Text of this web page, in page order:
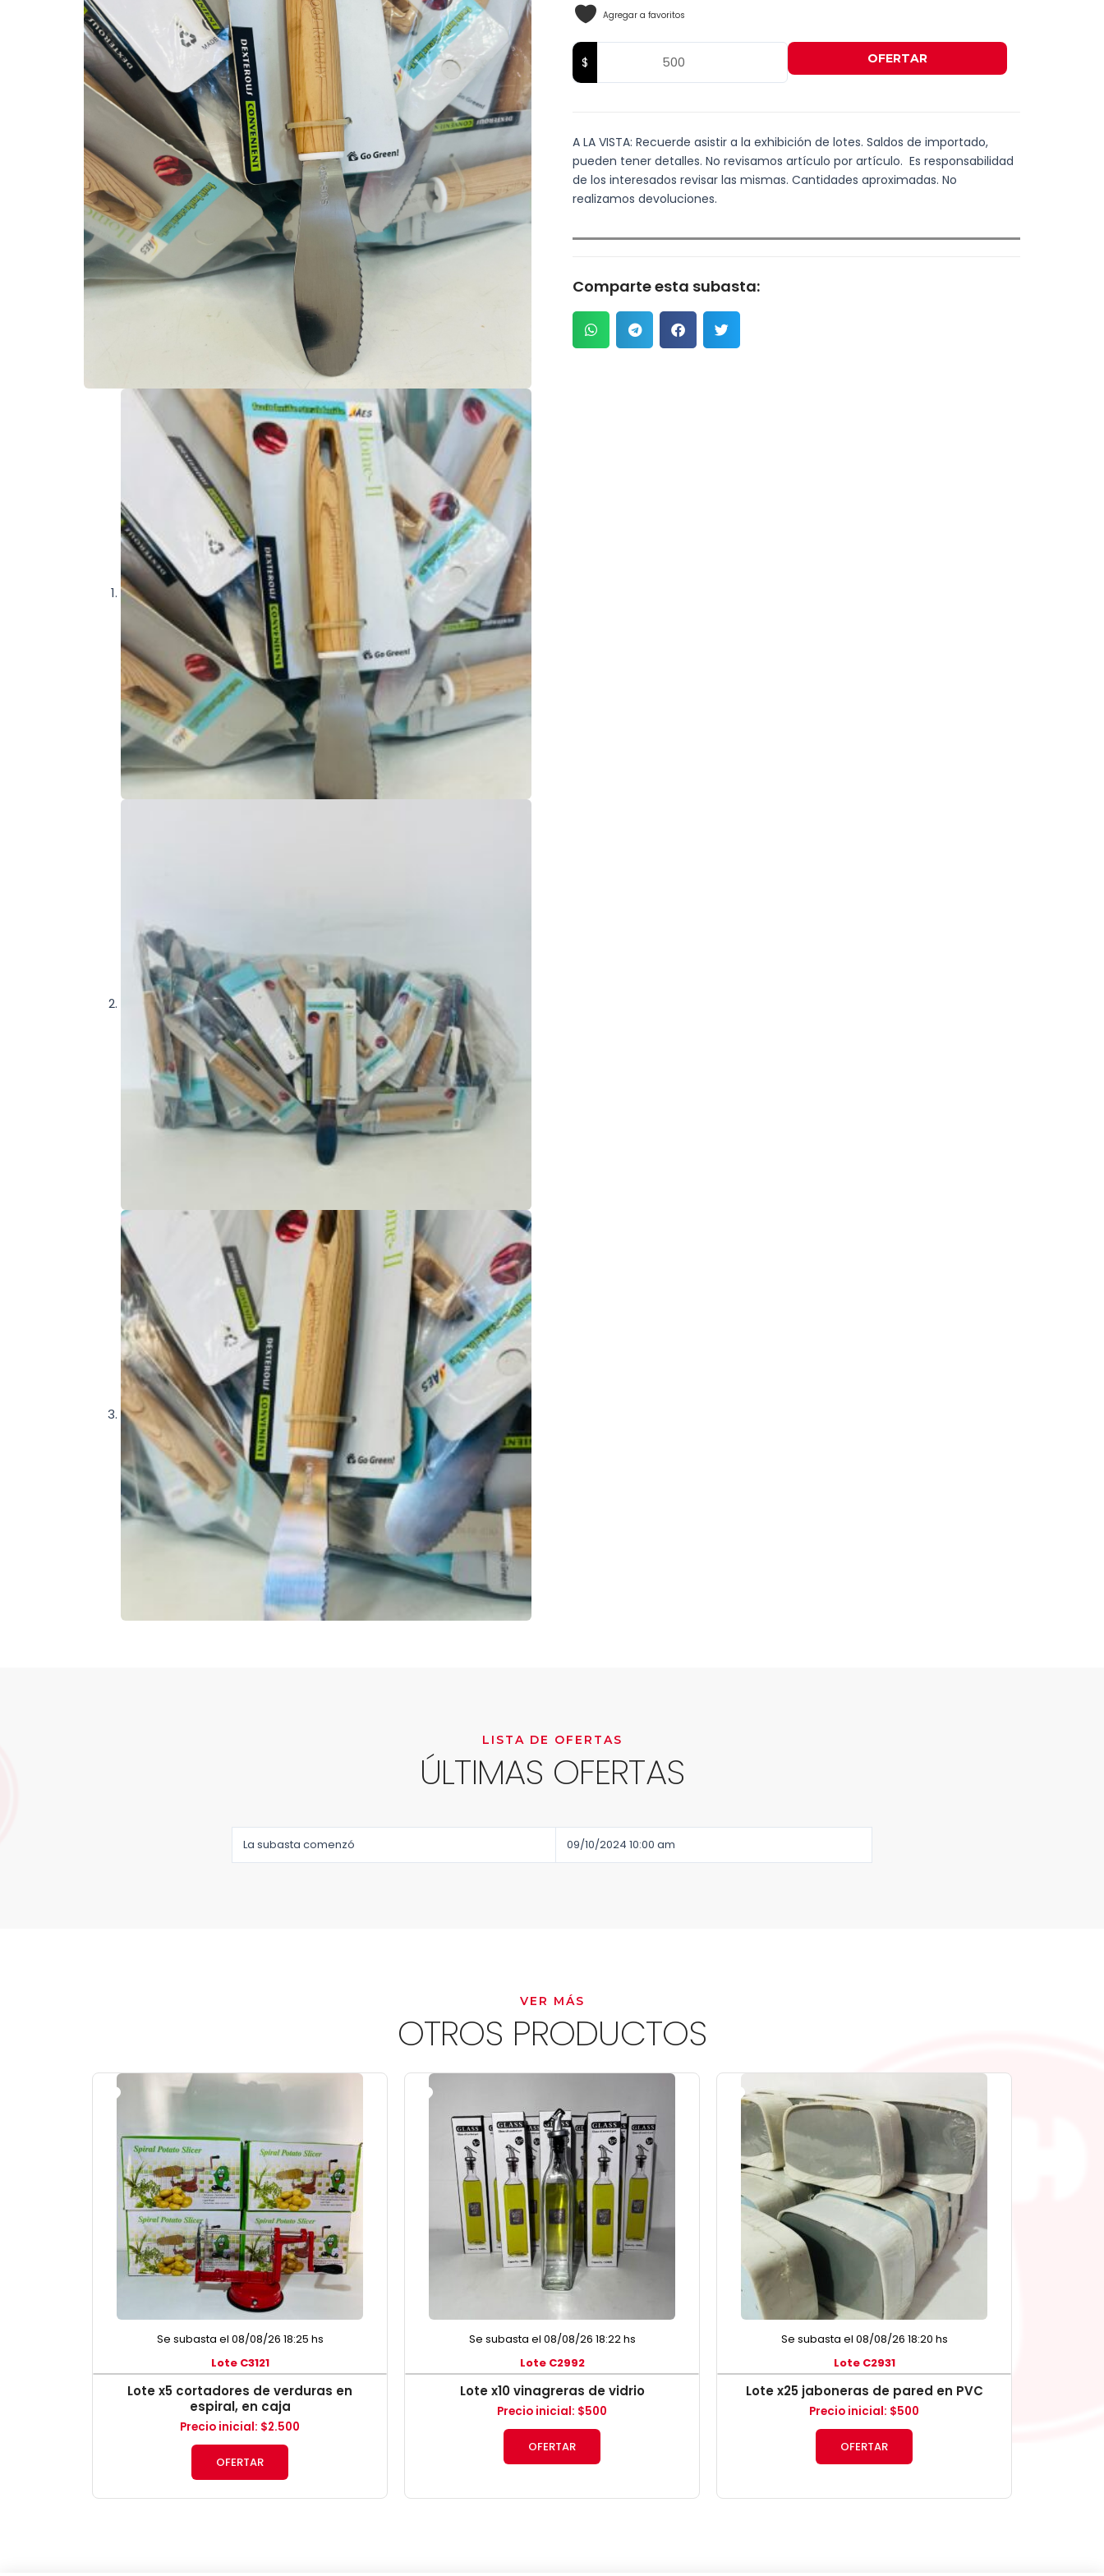
Agregar a favoritos
OFERTAR
A LA VISTA: Recuerde asistir a la exhibición de lotes. Saldos de importado,
pueden tener detalles. No revisamos artículo por artículo. Es responsabilidad
de los interesados revisar las mismas. Cantidades aproximadas. No
realizamos devoluciones.
Comparte esta subasta:
LISTA DE OFERTAS
ÚLTIMAS OFERTAS
La subasta comenzó 09/10/2024 10:00 am
VER MÁS
OTROS PRODUCTOS
Se subasta el 08/08/26 18:25 hs
Lote C3121
Lote x5 cortadores de verduras en
espiral, en caja
Precio inicial: $2.500
OFERTAR
Se subasta el 08/08/26 18:22 hs
Lote C2992
Lote x10 vinagreras de vidrio
Precio inicial: $500
OFERTAR
Se subasta el 08/08/26 18:20 hs
Lote C2931
Lote x25 jaboneras de pared en PVC
Precio inicial: $500
OFERTAR